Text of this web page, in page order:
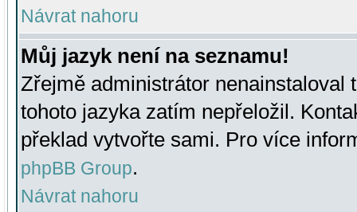
Návrat nahoru
Můj jazyk není na seznamu!
Zřejmě administrátor nenainstaloval
tohoto jazyka zatím nepřeložil.
překlad vytvořte sami. Pro více
phpBB Group.
Návrat nahoru